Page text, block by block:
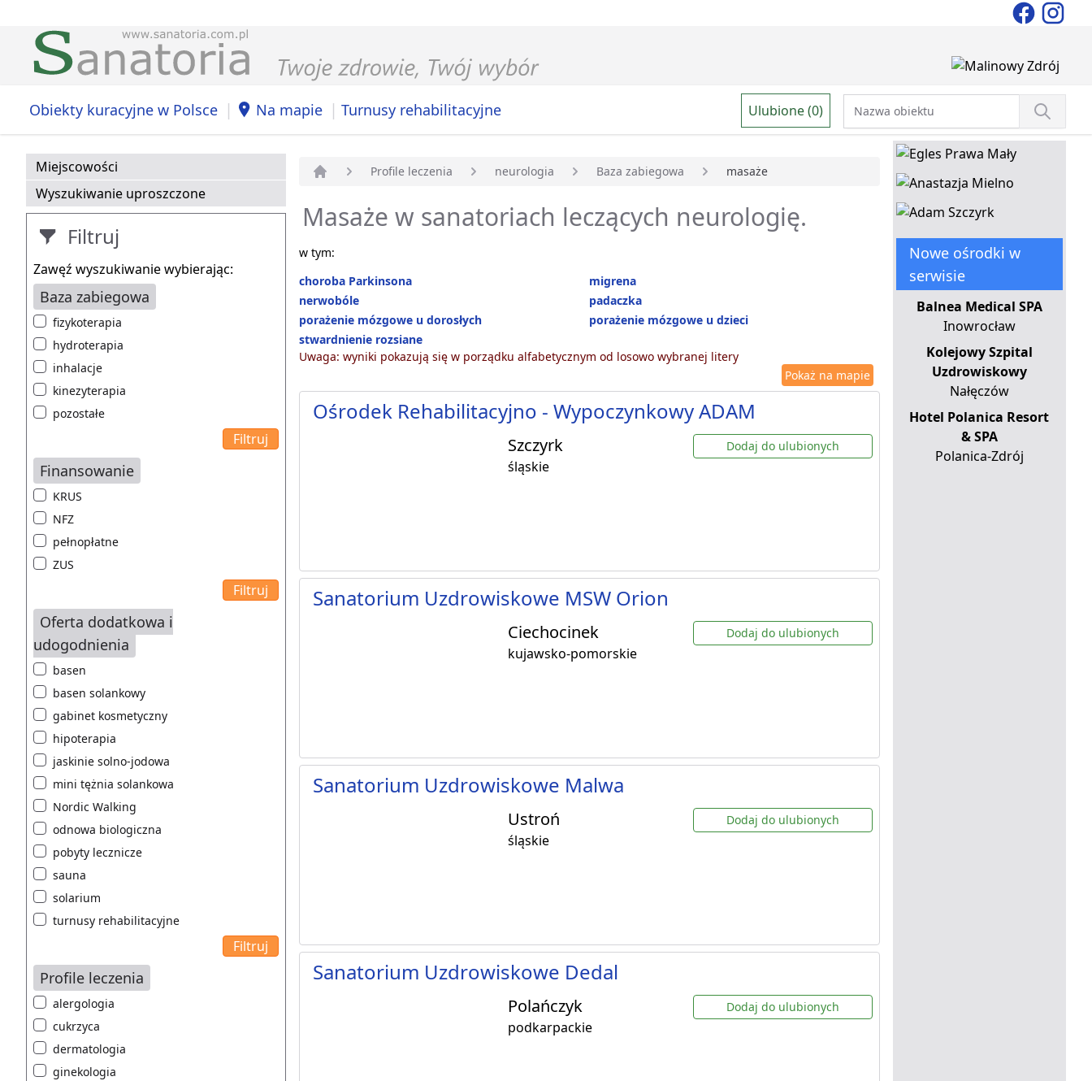
Obiekty kuracyjne w Polsce | Na mapie | Turnusy rehabilitacyjne Ulubione (0)
Miejscowości
Wyszukiwanie uproszczone
Filtruj
Zawęź wyszukiwanie wybierając:
Baza zabiegowa
fizykoterapia
hydroterapia
inhalacje
kinezyterapia
pozostałe
Finansowanie
KRUS
NFZ
pełnopłatne
ZUS
Oferta dodatkowa i
udogodnienia
basen
basen solankowy
gabinet kosmetyczny
hipoterapia
jaskinie solno-jodowa
mini tężnia solankowa
Nordic Walking
odnowa biologiczna
pobyty lecznicze
sauna
solarium
turnusy rehabilitacyjne
Profile leczenia
alergologia
cukrzyca
dermatologia
ginekologia
Profile leczenia neurologia Baza zabiegowa masaże
Masaże w sanatoriach leczących neurologię.
w tym:
choroba Parkinsona
migrena
nerwobóle
padaczka
porażenie mózgowe u dorosłych
porażenie mózgowe u dzieci
stwardnienie rozsiane
Uwaga: wyniki pokazują się w porządku alfabetycznym od losowo wybranej litery
Pokaż na mapie
Ośrodek Rehabilitacyjno - Wypoczynkowy ADAM
Szczyrk
śląskie
Dodaj do ulubionych
Sanatorium Uzdrowiskowe MSW Orion
Ciechocinek
kujawsko-pomorskie
Dodaj do ulubionych
Sanatorium Uzdrowiskowe Malwa
Ustroń
śląskie
Dodaj do ulubionych
Sanatorium Uzdrowiskowe Dedal
Polańczyk
podkarpackie
Dodaj do ulubionych
Nowe ośrodki w
serwisie
Balnea Medical SPA
Inowrocław
Kolejowy Szpital
Uzdrowiskowy
Nałęczów
Hotel Polanica Resort
& SPA
Polanica-Zdrój